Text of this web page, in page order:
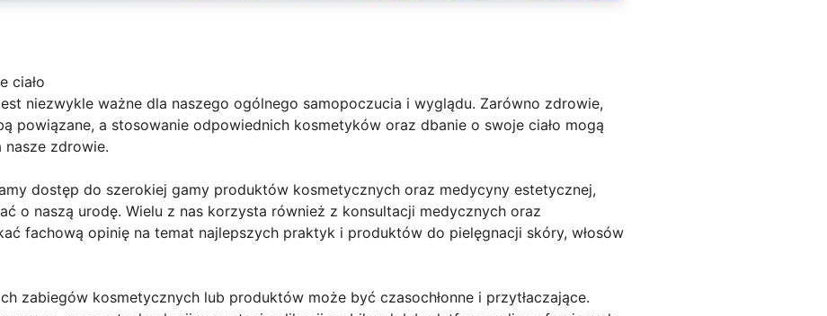
ciało
niezwykle ważne dla naszego ogólnego samopoczucia i wyglądu. Zarówno zdrowie,
powiązane, a stosowanie odpowiednich kosmetyków oraz dbanie o swoje ciało mogą
nasze zdrowie.
dostęp do szerokiej gamy produktów kosmetycznych oraz medycyny estetycznej,
o naszą urodę. Wielu z nas korzysta również z konsultacji medycznych oraz
fachową opinię na temat najlepszych praktyk i produktów do pielęgnacji skóry, włosów
zabiegów kosmetycznych lub produktów może być czasochłonne i przytłaczające.